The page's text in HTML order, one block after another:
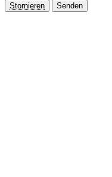
Stornieren Senden